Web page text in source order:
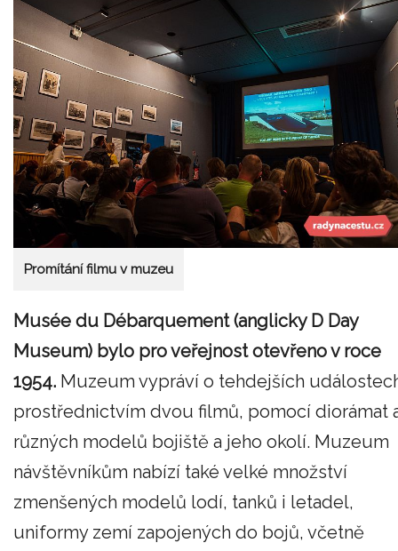
Promítání filmu v muzeu
Musée du Débarquement (anglicky D Day
Museum) bylo pro veřejnost otevřeno v roce
1954. Muzeum vypráví o tehdejších
prostřednictvím dvou filmů, pomocí diorámat
různých modelů bojiště a jeho okolí. Muzeum
návštěvníkům nabízí také velké množství
zmenšených modelů lodí, tanků i letadel,
uniformy zemí zapojených do bojů, včetně